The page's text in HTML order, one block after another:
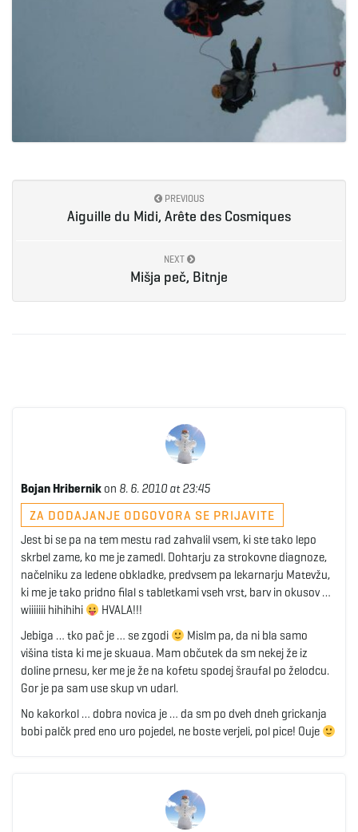
PREVIOUS
Aiguille du Midi, Arête des Cosmiques
NEXT
Mišja peč, Bitnje
Bojan Hribernik on 8. 6. 2010 at 23:45
ZA DODAJANJE ODGOVORA SE PRIJAVITE
Jest bi se pa na tem mestu rad zahvalil vsem, ki ste tako lepo
skrbel zame, ko me je zamedl. Dohtarju za strokovne diagnoze,
načelniku za ledene obkladke, predvsem pa lekarnarju Matevžu,
ki me je tako pridno filal s tabletkami vseh vrst, barv in okusov …
wiiiiiii hihihihi
HVALA!!!
Jebiga … tko pač je … se zgodi
Mislm pa, da ni bla samo
višina tista ki me je skuaua. Mam občutek da sm nekej že iz
doline prnesu, ker me je že na kofetu spodej šraufal po želodcu.
Gor je pa sam use skup vn udarl.
No kakorkol … dobra novica je … da sm po dveh dneh grickanja
bobi palčk pred eno uro pojedel, ne boste verjeli, pol pice! Ouje